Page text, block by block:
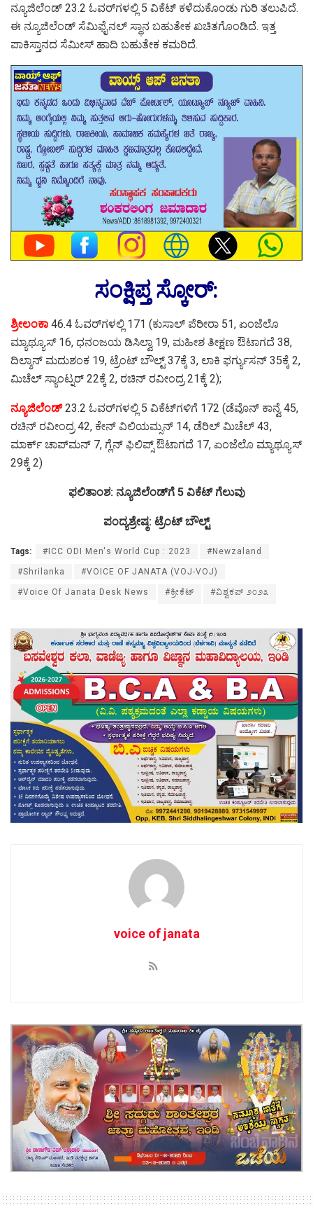
ನ್ಯೂಜಿಲೆಂಡ್ 23.2 ಓವರ್‌ಗಳಲ್ಲಿ 5 ವಿಕೆಟ್ ಕಳೆದುಕೊಂಡು ಗುರಿ ತಲುಪಿದೆ.
ಈ ನ್ಯೂಜಿಲೆಂಡ್ ಸೆಮಿಫೈನಲ್ ಸ್ಥಾನ ಬಹುತೇಕ ಖಚಿತಗೊಂಡಿದೆ. ಇತ್ತ
ಪಾಕಿಸ್ತಾನದ ಸೆಮೀಸ್ ಹಾದಿ ಬಹುತೇಕ ಕಮರಿದೆ.
ಸಂಕ್ಷಿಪ್ತ ಸ್ಕೋರ್‌:
ಶ್ರೀಲಂಕಾ 46.4 ಓವರ್‌ಗಳಲ್ಲಿ 171 (ಕುಸಾಲ್ ಪೆರೀರಾ 51, ಏಂಜೆಲೊ
ಮ್ಯಾಥ್ಯೂಸ್‌ 16, ಧನಂಜಯ ಡಿಸಿಲ್ವಾ 19, ಮಹೀಶ ತೀಕ್ಷಣ ಔಟಾಗದೆ 38,
ದಿಲ್ಶಾನ್‌ ಮದುಶಂಕ 19, ಟ್ರೆಂಟ್‌ ಬೌಲ್ಟ್‌ 37ಕ್ಕೆ 3, ಲಾಕಿ ಫರ್ಗ್ಯುಸನ್‌ 35ಕ್ಕೆ 2,
ಮಿಚೆಲ್‌ ಸ್ಯಾಂಟ್ನರ್‌ 22ಕ್ಕೆ 2, ರಚಿನ್‌ ರವೀಂದ್ರ 21ಕ್ಕೆ 2);
ನ್ಯೂಜಿಲೆಂಡ್ 23.2 ಓವರ್‌ಗಳಲ್ಲಿ 5 ವಿಕೆಟ್‌ಗಳಿಗೆ 172 (ಡೆವೊನ್‌ ಕಾನ್ವೆ 45,
ರಚಿನ್‌ ರವೀಂದ್ರ 42, ಕೇನ್ ವಿಲಿಯಮ್ಸನ್‌ 14, ಡೆರಿಲ್‌ ಮಿಚೆಲ್ 43,
ಮಾರ್ಕ್ ಚಾಪ್‌ಮನ್‌ 7, ಗ್ಲೆನ್‌ ಫಿಲಿಪ್ಸ್ ಔಟಾಗದೆ 17, ಏಂಜೆಲೊ ಮ್ಯಾಥ್ಯೂಸ್‌
29ಕ್ಕೆ 2)
ಫಲಿತಾಂಶ: ನ್ಯೂಜಿಲೆಂಡ್‌ಗೆ 5 ವಿಕೆಟ್‌ ಗೆಲುವು
ಪಂದ್ಯಶ್ರೇಷ್ಠ: ಟ್ರೆಂಟ್‌ ಬೌಲ್ಟ್‌
Tags: #ICC ODI Men's World Cup : 2023 #Newzaland
#Shrilanka #VOICE OF JANATA (VOJ-VOJ)
#Voice Of Janata Desk News #ಕ್ರೀಕೆಟ್ #ವಿಶ್ವಕಪ್ ೨೦೨೩
voice of janata